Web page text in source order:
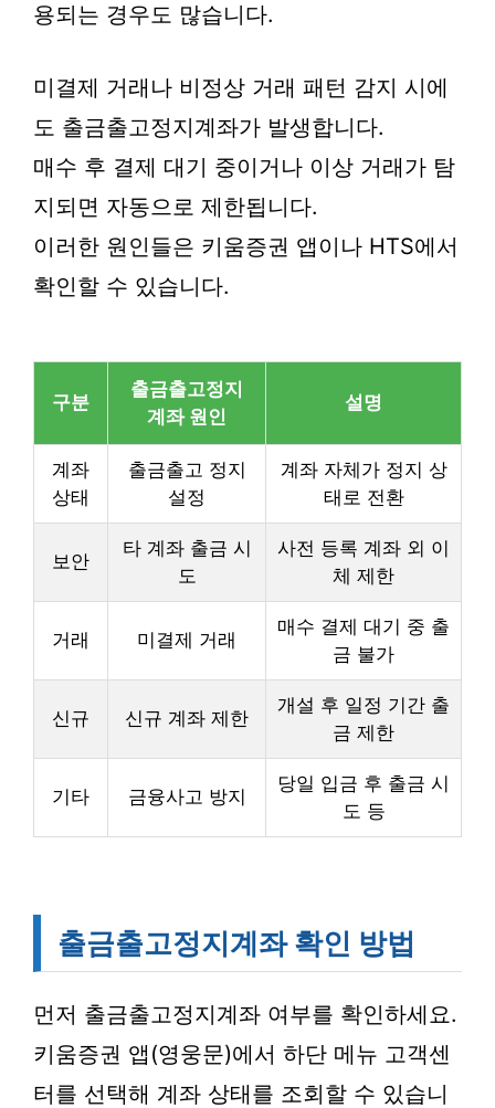
용되는 경우도 많습니다.
미결제 거래나 비정상 거래 패턴 감지 시에
도 출금출고정지계좌가 발생합니다.
매수 후 결제 대기 중이거나 이상 거래가 탐
지되면 자동으로 제한됩니다.
이러한 원인들은 키움증권 앱이나 HTS에서
확인할 수 있습니다.
구분
출금출고정지
계좌 원인
설명
계좌
상태
출금출고 정지
설정
계좌 자체가 정지 상
태로 전환
보안
타 계좌 출금 시
도
사전 등록 계좌 외 이
체 제한
거래 미결제 거래
매수 결제 대기 중 출
금 불가
신규 신규 계좌 제한
개설 후 일정 기간 출
금 제한
기타 금융사고 방지
당일 입금 후 출금 시
도 등
출금출고정지계좌 확인 방법
먼저 출금출고정지계좌 여부를 확인하세요.
키움증권 앱(영웅문)에서 하단 메뉴 고객센
터를 선택해 계좌 상태를 조회할 수 있습니